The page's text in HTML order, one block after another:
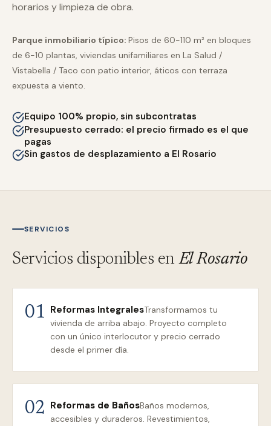
horarios y limpieza de obra.
Parque inmobiliario típico: Pisos de 60-110 m² en bloques
de 6-10 plantas, viviendas unifamiliares en La Salud /
Vistabella / Taco con patio interior, áticos con terraza
expuesta a viento.
Equipo 100% propio, sin subcontratas
Presupuesto cerrado: el precio firmado es el que
pagas
Sin gastos de desplazamiento a El Rosario
SERVICIOS
Servicios disponibles enEl Rosario
01 Reformas IntegralesTransformamos tu
vivienda de arriba abajo. Proyecto completo
con un único interlocutor y precio cerrado
desde el primer día.
02 Reformas de BañosBaños modernos,
accesibles y duraderos. Revestimientos,